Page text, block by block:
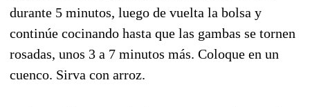
durante 5 minutos, luego de vuelta la bolsa y
continúe cocinando hasta que las gambas se tornen
rosadas, unos 3 a 7 minutos más. Coloque en un
cuenco. Sirva con arroz.